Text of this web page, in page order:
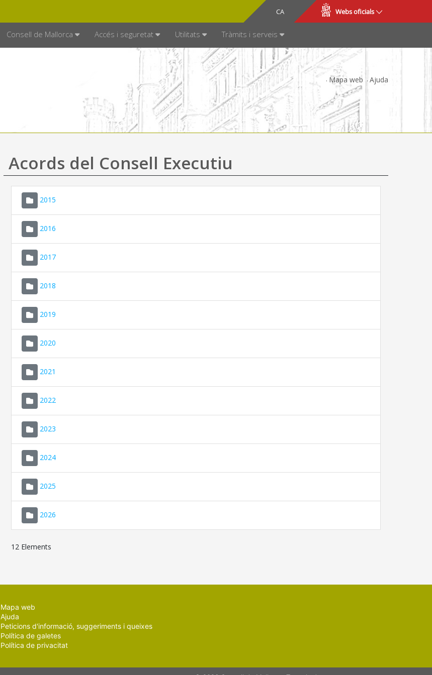
CA
ES Webs oficials
Consell de Mallorca Accés i seguretat Utilitats Tràmits i serveis
Mapa web Ajuda
Acords del Consell Executiu
2015
2016
2017
2018
2019
2020
2021
2022
2023
2024
2025
2026
12 Elements
Mapa web
Ajuda
Peticions d'informació, suggeriments i queixes
Política de galetes
Política de privacitat